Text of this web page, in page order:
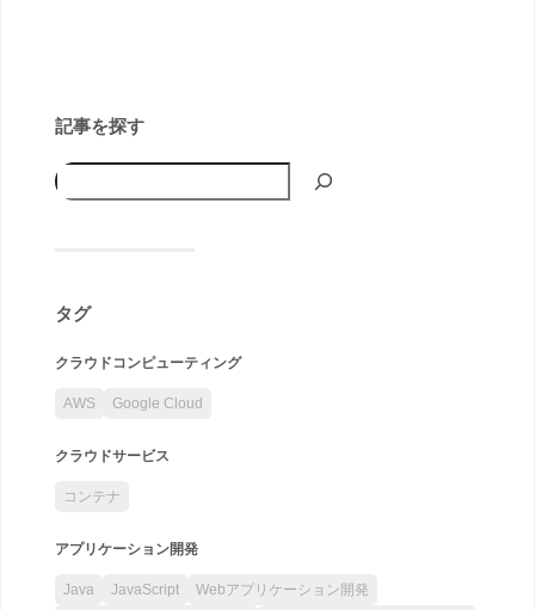
記事を探す
タグ
クラウドコンピューティング
AWS Google Cloud
クラウドサービス
コンテナ
アプリケーション開発
Java JavaScript
Webアプリケーション開発